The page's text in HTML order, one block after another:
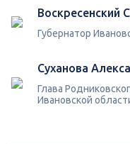
Воскресенский
Губернатор
Суханова
Глава
Ивановской